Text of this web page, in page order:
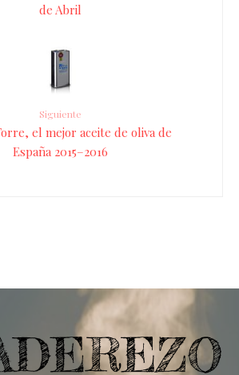
de Abril
Siguiente
el mejor aceite de oliva de
España 2015–2016